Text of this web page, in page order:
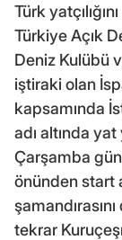
Türk
Türkiye Açık
Deniz Kulübü
iştiraki olan
kapsamında
adı altında
Çarşamba
önünden start
tekrar